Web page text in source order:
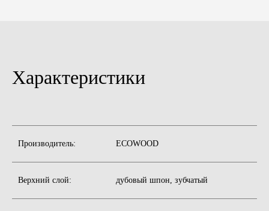
Характеристики
Производитель: ECOWOOD
Верхний слой: дубовый шпон, зубчатый